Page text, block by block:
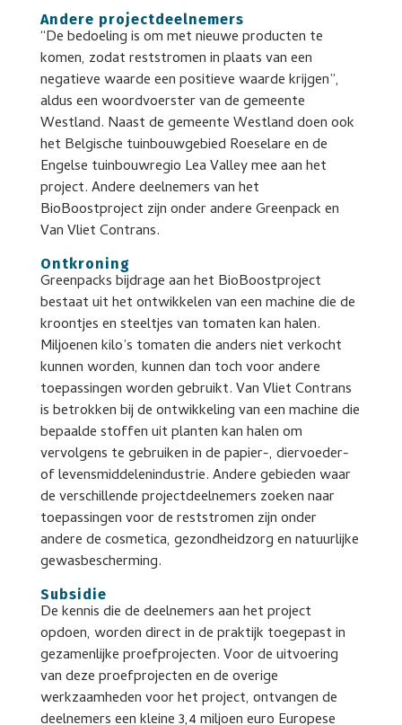
Andere projectdeelnemers
“De bedoeling is om met nieuwe producten te
komen, zodat reststromen in plaats van een
negatieve waarde een positieve waarde krijgen”,
aldus een woordvoerster van de gemeente
Westland. Naast de gemeente Westland doen ook
het Belgische tuinbouwgebied Roeselare en de
Engelse tuinbouwregio Lea Valley mee aan het
project. Andere deelnemers van het
BioBoostproject zijn onder andere Greenpack en
Van Vliet Contrans.
Ontkroning
Greenpacks bijdrage aan het BioBoostproject
bestaat uit het ontwikkelen van een machine die de
kroontjes en steeltjes van tomaten kan halen.
Miljoenen kilo’s tomaten die anders niet verkocht
kunnen worden, kunnen dan toch voor andere
toepassingen worden gebruikt. Van Vliet Contrans
is betrokken bij de ontwikkeling van een machine die
bepaalde stoffen uit planten kan halen om
vervolgens te gebruiken in de papier-, diervoeder-
of levensmiddelenindustrie. Andere gebieden waar
de verschillende projectdeelnemers zoeken naar
toepassingen voor de reststromen zijn onder
andere de cosmetica, gezondheidzorg en natuurlijke
gewasbescherming.
Subsidie
De kennis die de deelnemers aan het project
opdoen, worden direct in de praktijk toegepast in
gezamenlijke proefprojecten. Voor de uitvoering
van deze proefprojecten en de overige
werkzaamheden voor het project, ontvangen de